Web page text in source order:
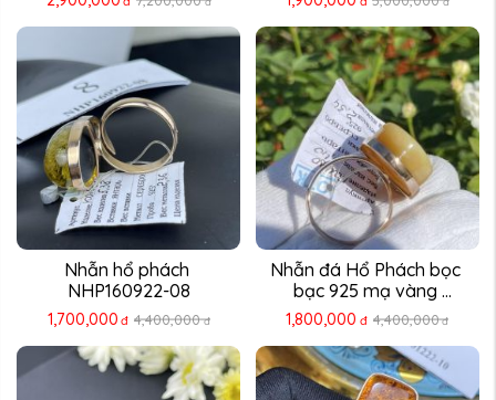
Nhẫn hổ phách
NHP160922-08
1,700,000 đ 4,400,000 đ
Nhẫn đá Hổ Phách bọc
bạc 925 mạ vàng
NHP121022-08
1,800,000 đ 4,400,000 đ